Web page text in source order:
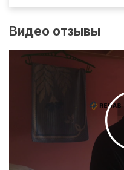
Видео отзывы